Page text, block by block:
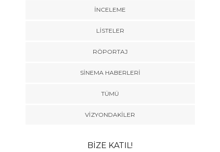
İNCELEME
LISTELER
RÖPORTAJ
SINEMA HABERLERI
TÜMÜ
VIZYONDAKILER
BIZE KATIL!